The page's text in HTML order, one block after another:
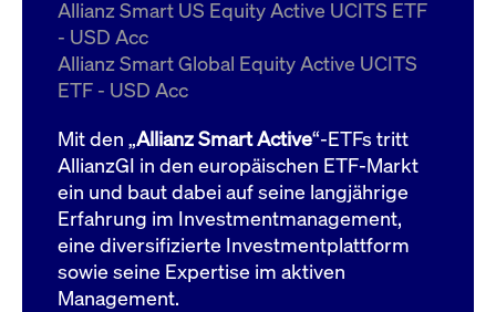
Allianz Smart US Equity Active UCITS ETF
- USD Acc
Allianz Smart Global Equity Active UCITS
ETF - USD Acc
Mit den „Allianz Smart Active“-ETFs tritt
AllianzGI in den europäischen ETF-Markt
ein und baut dabei auf seine langjährige
Erfahrung im Investmentmanagement,
eine diversifizierte Investmentplattform
sowie seine Expertise im aktiven
Management.
ApplicationGatewayAffinityCORS
boerse.com